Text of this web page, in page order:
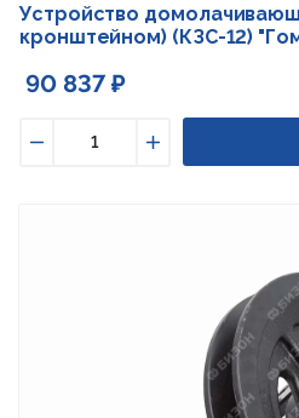
Устройство
кронштейном) (КЗС-12)
90 837 ₽
Увеличить